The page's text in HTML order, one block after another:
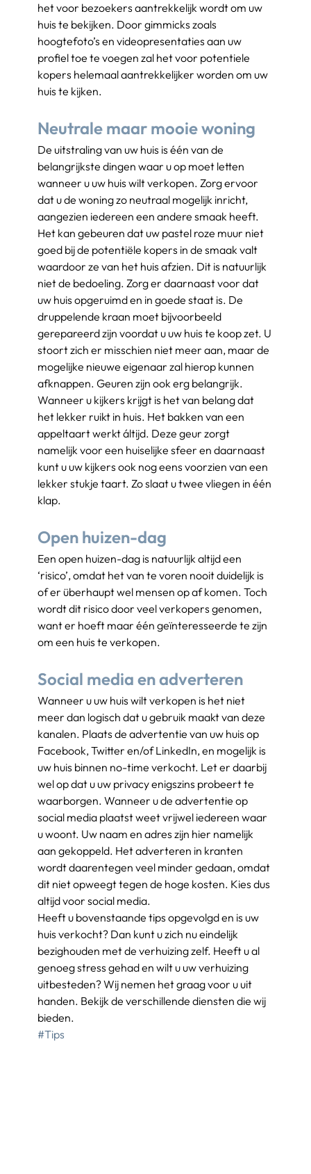
het voor bezoekers aantrekkelijk wordt om uw
huis te bekijken. Door gimmicks zoals
hoogtefoto’s en videopresentaties aan uw
profiel toe te voegen zal het voor potentiele
kopers helemaal aantrekkelijker worden om uw
huis te kijken.
Neutrale maar mooie woning
De uitstraling van uw huis is één van de
belangrijkste dingen waar u op moet letten
wanneer u uw huis wilt verkopen. Zorg ervoor
dat u de woning zo neutraal mogelijk inricht,
aangezien iedereen een andere smaak heeft.
Het kan gebeuren dat uw pastel roze muur niet
goed bij de potentiële kopers in de smaak valt
waardoor ze van het huis afzien. Dit is natuurlijk
niet de bedoeling. Zorg er daarnaast voor dat
uw huis opgeruimd en in goede staat is. De
druppelende kraan moet bijvoorbeeld
gerepareerd zijn voordat u uw huis te koop zet. U
stoort zich er misschien niet meer aan, maar de
mogelijke nieuwe eigenaar zal hierop kunnen
afknappen. Geuren zijn ook erg belangrijk.
Wanneer u kijkers krijgt is het van belang dat
het lekker ruikt in huis. Het bakken van een
appeltaart werkt áltijd. Deze geur zorgt
namelijk voor een huiselijke sfeer en daarnaast
kunt u uw kijkers ook nog eens voorzien van een
lekker stukje taart. Zo slaat u twee vliegen in één
klap.
Open huizen-dag
Een open huizen-dag is natuurlijk altijd een
‘risico’, omdat het van te voren nooit duidelijk is
of er überhaupt wel mensen op af komen. Toch
wordt dit risico door veel verkopers genomen,
want er hoeft maar één geïnteresseerde te zijn
om een huis te verkopen.
Social media en adverteren
Wanneer u uw huis wilt verkopen is het niet
meer dan logisch dat u gebruik maakt van deze
kanalen. Plaats de advertentie van uw huis op
Facebook, Twitter en/of LinkedIn, en mogelijk is
uw huis binnen no-time verkocht. Let er daarbij
wel op dat u uw privacy enigszins probeert te
waarborgen. Wanneer u de advertentie op
social media plaatst weet vrijwel iedereen waar
u woont. Uw naam en adres zijn hier namelijk
aan gekoppeld. Het adverteren in kranten
wordt daarentegen veel minder gedaan, omdat
dit niet opweegt tegen de hoge kosten. Kies dus
altijd voor social media.
Heeft u bovenstaande tips opgevolgd en is uw
huis verkocht? Dan kunt u zich nu eindelijk
bezighouden met de verhuizing zelf. Heeft u al
genoeg stress gehad en wilt u uw verhuizing
uitbesteden? Wij nemen het graag voor u uit
handen. Bekijk de verschillende diensten die wij
bieden.
#Tips